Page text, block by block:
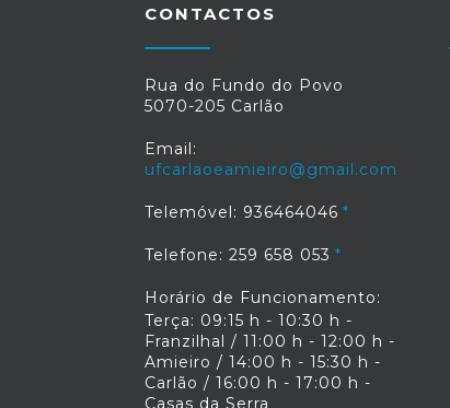
CONTACTOS
Rua do Fundo do Povo
5070-205 Carlão
Email:
ufcarlaoeamieiro@gmail.com
Telemóvel: 936464046
Telefone: 259 658 053
Horário de Funcionamento:
Terça: 09:15 h - 10:30 h -
Franzilhal / 11:00 h - 12:00 h -
Amieiro / 14:00 h - 15:30 h -
Carlão / 16:00 h - 17:00 h -
Casas da Serra